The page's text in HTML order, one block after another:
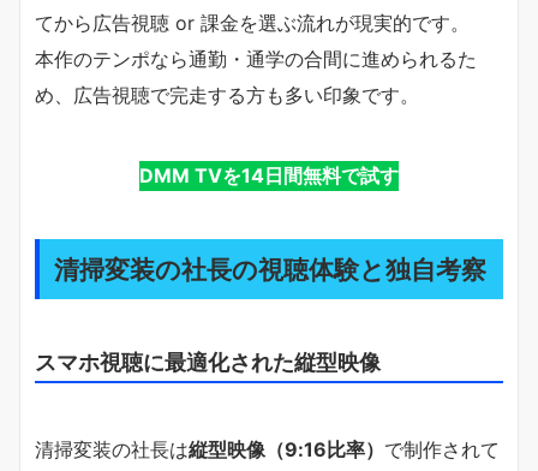
てから広告視聴 or 課金を選ぶ流れが現実的です。
本作のテンポなら通勤・通学の合間に進められるた
め、広告視聴で完走する方も多い印象です。
DMM TVを14日間無料で試す
清掃変装の社長の視聴体験と独自考察
スマホ視聴に最適化された縦型映像
清掃変装の社長は縦型映像（9:16比率） で制作されて